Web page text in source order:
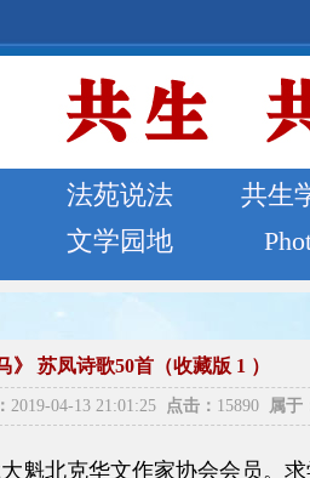
法苑说法 共生
文学园地
》 苏凤诗歌50首（收藏版 1 ）
2019-04-13 21:01:25 点击： 15890 属于
北克华文作家协会会员。